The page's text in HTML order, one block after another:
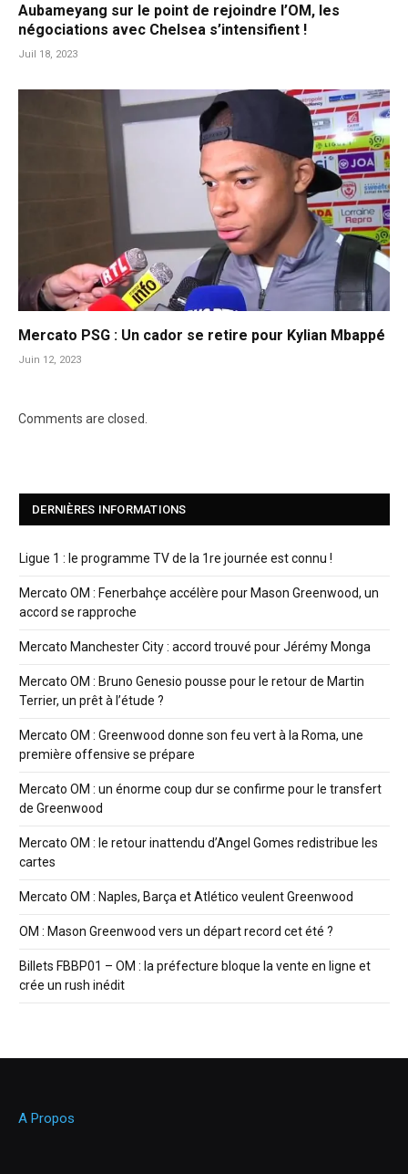
Aubameyang sur le point de rejoindre l’OM, les
négociations avec Chelsea s’intensifient !
Juil 18, 2023
Mercato PSG : Un cador se retire pour Kylian Mbappé
Juin 12, 2023
Comments are closed.
DERNIÈRES INFORMATIONS
Ligue 1 : le programme TV de la 1re journée est connu !
Mercato OM : Fenerbahçe accélère pour Mason Greenwood, un
accord se rapproche
Mercato Manchester City : accord trouvé pour Jérémy Monga
Mercato OM : Bruno Genesio pousse pour le retour de Martin
Terrier, un prêt à l’étude ?
Mercato OM : Greenwood donne son feu vert à la Roma, une
première offensive se prépare
Mercato OM : un énorme coup dur se confirme pour le transfert
de Greenwood
Mercato OM : le retour inattendu d’Angel Gomes redistribue les
cartes
Mercato OM : Naples, Barça et Atlético veulent Greenwood
OM : Mason Greenwood vers un départ record cet été ?
Billets FBBP01 – OM : la préfecture bloque la vente en ligne et
crée un rush inédit
A Propos